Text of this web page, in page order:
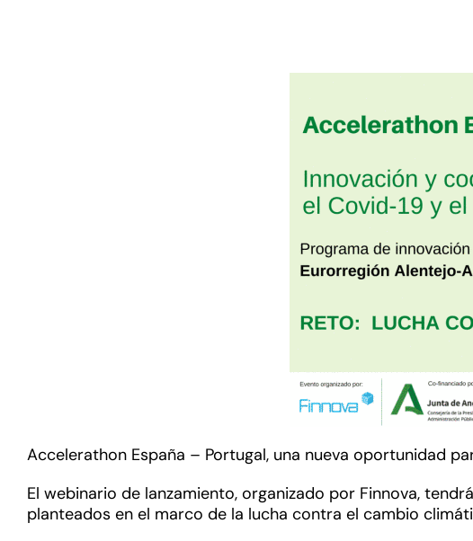
Accelerathon España – Portugal, una nueva oportunidad
El webinario de lanzamiento, organizado por Finnova,
planteados en el marco de la lucha contra el cambio